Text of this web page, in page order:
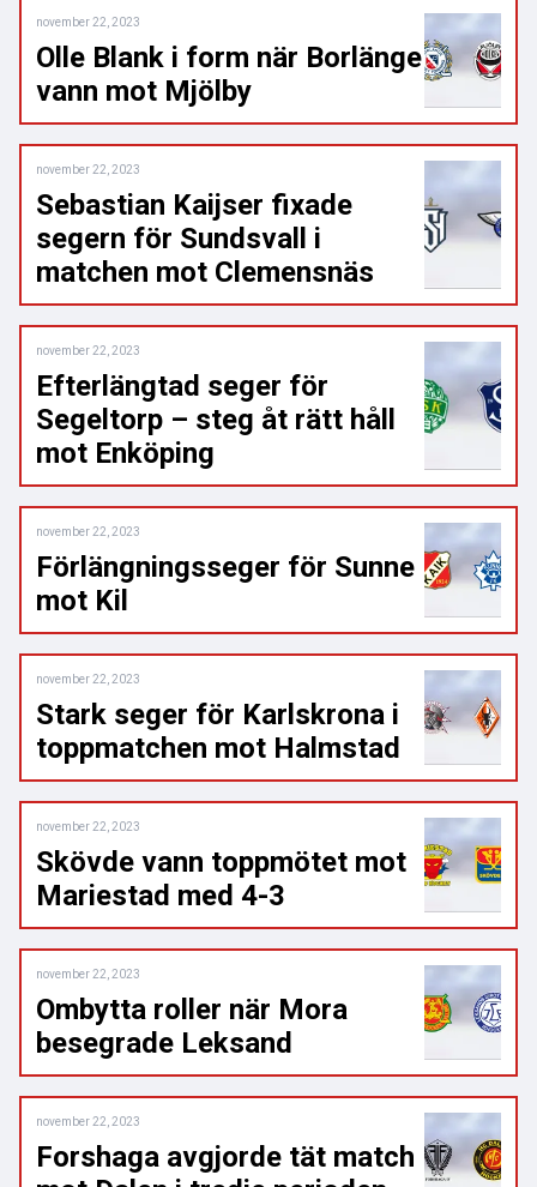
november 22, 2023
Olle Blank i form när Borlänge
vann mot Mjölby
november 22, 2023
Sebastian Kaijser fixade
segern för Sundsvall i
matchen mot Clemensnäs
november 22, 2023
Efterlängtad seger för
Segeltorp – steg åt rätt håll
mot Enköping
november 22, 2023
Förlängningsseger för Sunne
mot Kil
november 22, 2023
Stark seger för Karlskrona i
toppmatchen mot Halmstad
november 22, 2023
Skövde vann toppmötet mot
Mariestad med 4-3
november 22, 2023
Ombytta roller när Mora
besegrade Leksand
november 22, 2023
Forshaga avgjorde tät match